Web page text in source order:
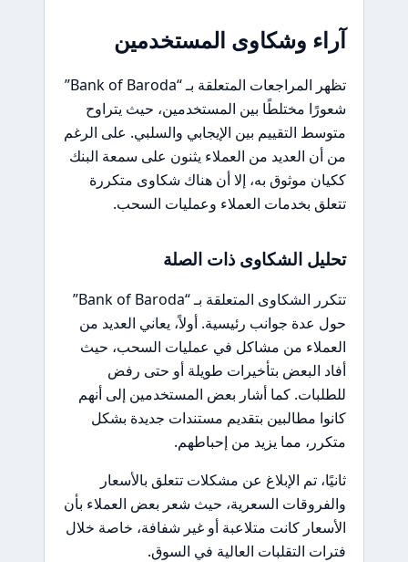
آراء وشكاوى المستخدمين
تظهر المراجعات المتعلقة بـ “Bank of Baroda”
شعورًا مختلطًا بين المستخدمين، حيث يتراوح
متوسط التقييم بين الإيجابي والسلبي. على الرغم
من أن العديد من العملاء يثنون على سمعة البنك
ككيان موثوق به، إلا أن هناك شكاوى متكررة
تتعلق بخدمات العملاء وعمليات السحب.
تحليل الشكاوى ذات الصلة
تتكرر الشكاوى المتعلقة بـ “Bank of Baroda”
حول عدة جوانب رئيسية. أولاً، يعاني العديد من
العملاء من مشاكل في عمليات السحب، حيث
أفاد البعض بتأخيرات طويلة أو حتى رفض
للطلبات. كما أشار بعض المستخدمين إلى أنهم
كانوا مطالبين بتقديم مستندات جديدة بشكل
متكرر، مما يزيد من إحباطهم.
ثانيًا، تم الإبلاغ عن مشكلات تتعلق بالأسعار
والفروقات السعرية، حيث شعر بعض العملاء بأن
الأسعار كانت متلاعبة أو غير شفافة، خاصة خلال
فترات التقلبات العالية في السوق.